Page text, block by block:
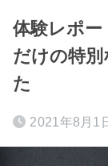
体験レポー
だけの特
た
2021年8月1